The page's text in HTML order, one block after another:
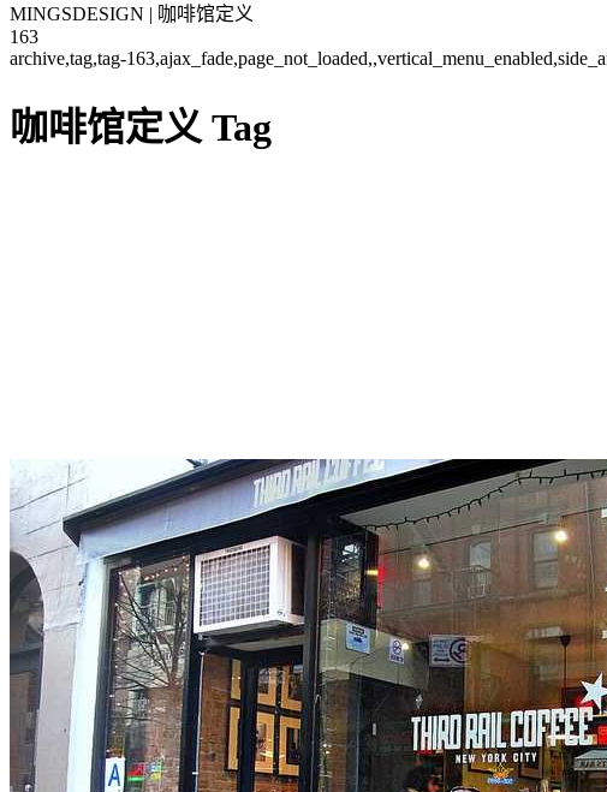
MINGSDESIGN | 咖啡馆定义
163
archive,tag,tag-
咖啡馆定义 Tag